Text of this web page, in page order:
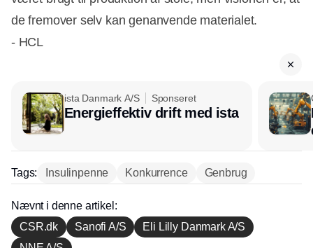
de fremover selv kan genanvende materialet.
- HCL
ista Danmark A/S Sponseret
Energieffektiv drift med ista
Tags: Insulinpenne Konkurrence Genbrug
Nævnt i denne artikel:
CSR.dk
Sanofi A/S
Eli Lilly Danmark A/S